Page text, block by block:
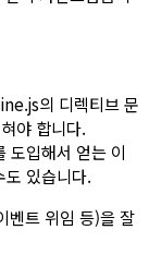
의 디렉티브 문
야 합니다.
도입해서 얻는 이
도 있습니다.
벤트 위임 등)을 잘